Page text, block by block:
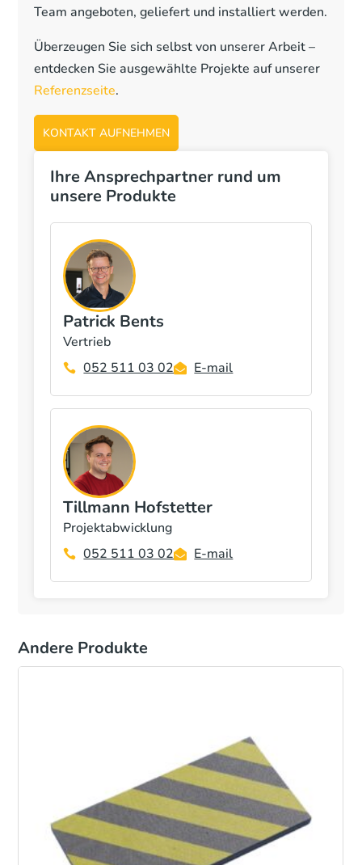
Team angeboten, geliefert und installiert werden.
Überzeugen Sie sich selbst von unserer Arbeit –
entdecken Sie ausgewählte Projekte auf unserer
Referenzseite.
KONTAKT AUFNEHMEN
Ihre Ansprechpartner rund um
unsere Produkte
Patrick Bents
Vertrieb
052 511 03 02
E-mail
Tillmann Hofstetter
Projektabwicklung
052 511 03 02
E-mail
Andere Produkte